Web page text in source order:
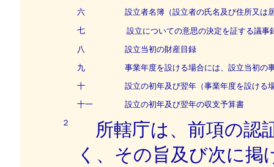
六
設立者名簿（設立者の氏名及び住所又は
七
設立についての意思の決定を証する議事
八
設立当初の財産目録
九
事業年度を設ける場合には、設立当初の
十
設立の初年及び翌年（事業年度を設ける
十一
設立の初年及び翌年の収支予算書
２
所轄庁は、前項の認
く、その旨及び次に